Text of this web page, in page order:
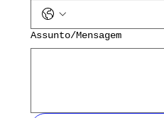
Assunto/Mensagem